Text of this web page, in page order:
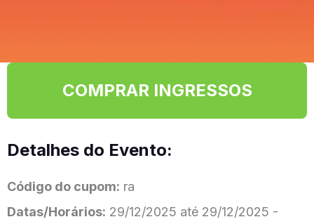
COMPRAR INGRESSOS
Detalhes do Evento:
Código do cupom: ra
Datas/Horários: 29/12/2025 até 29/12/2025 -